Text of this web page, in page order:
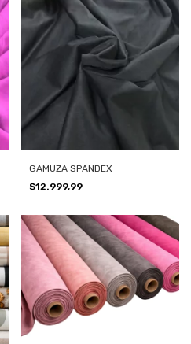
GAMUZA SPANDEX
$12.999,99